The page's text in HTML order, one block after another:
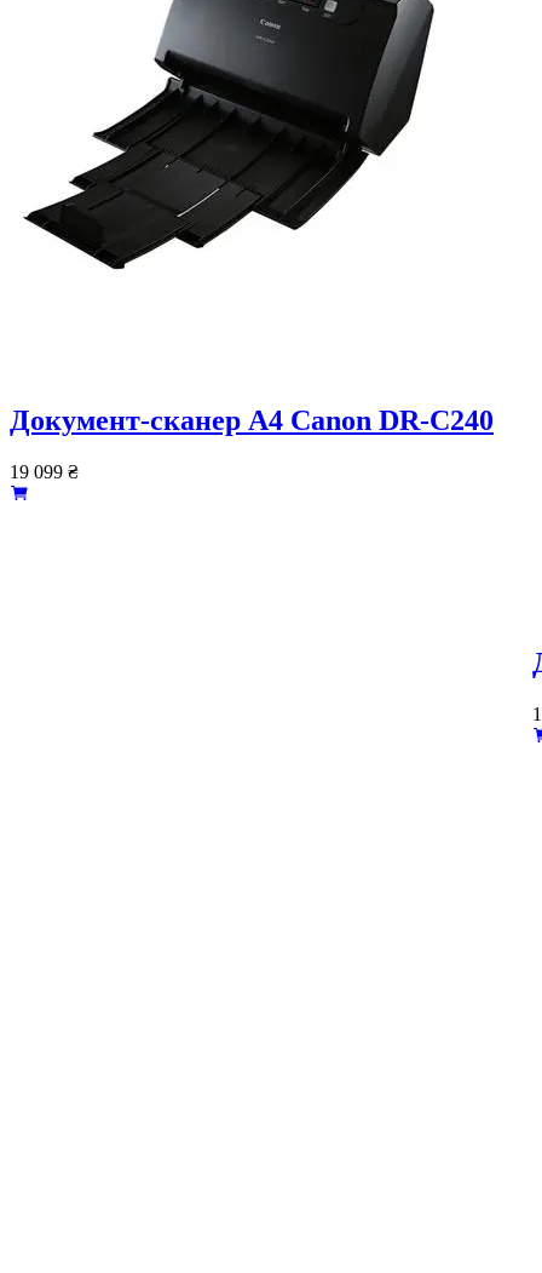
Документ-сканер А4 Canon DR-C240
19 099 ₴